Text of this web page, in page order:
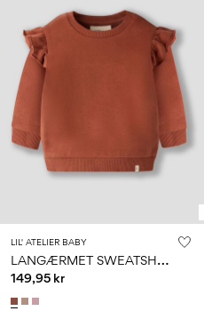
LIL' ATELIER BABY
L
ANGÆRMET SWEATSHIRT
149,95 kr